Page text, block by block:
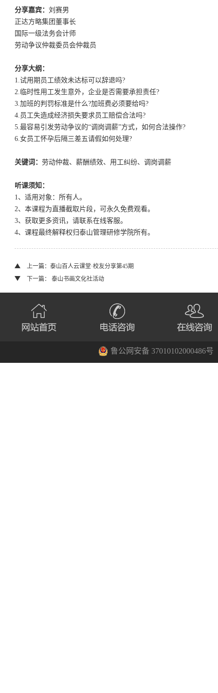
分享嘉宾： 刘赛男
正达方略集团董事长
国际一级法务会计师
劳动争议仲裁委员会仲裁员
分享大纲：
1.试用期员工绩效未达标可以辞退吗?
2.临时性用工发生意外，企业是否需要承担责任?
3.加班的判罚标准是什么?加班费必须要给吗?
4.员工失造成经济损失要求员工赔偿合法吗?
5.最容易引发劳动争议的“调岗调薪”方式，如何合法操作?
6.女员工怀孕后隔三差五请假如何处理?
关键词： 劳动仲裁、薪酬绩效、用工纠纷、调岗调薪
听课须知：
1、适用对象：所有人。
2、本课程为直播截取片段，可永久免费观看。
3、获取更多资讯，请联系在线客服。
4、课程最终解释权归泰山管理研修学院所有。
上一篇：泰山百人云课堂·校友分享第45期
下一篇： 泰山书画文化社活动
鲁公网安备 37010102000486号